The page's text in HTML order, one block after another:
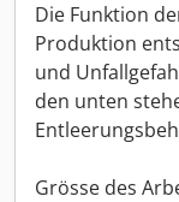
Die Funktion
Produktion
und
den unten
Grösse des